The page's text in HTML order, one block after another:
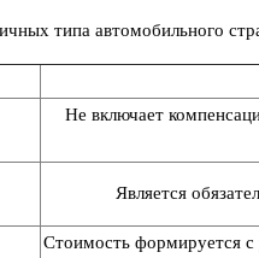
типа автомобильного
Не включает
Является
Стоимость формируется с